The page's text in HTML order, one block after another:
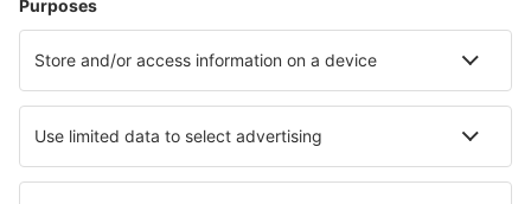
Hotely in Sunny Beach Hotely v Sofii Hotely in Sozopol
Hotely in Voneshta Voda Hotely Yagoda
Hotely Straldzha Hotely in Petrich Hotely Bryastovets